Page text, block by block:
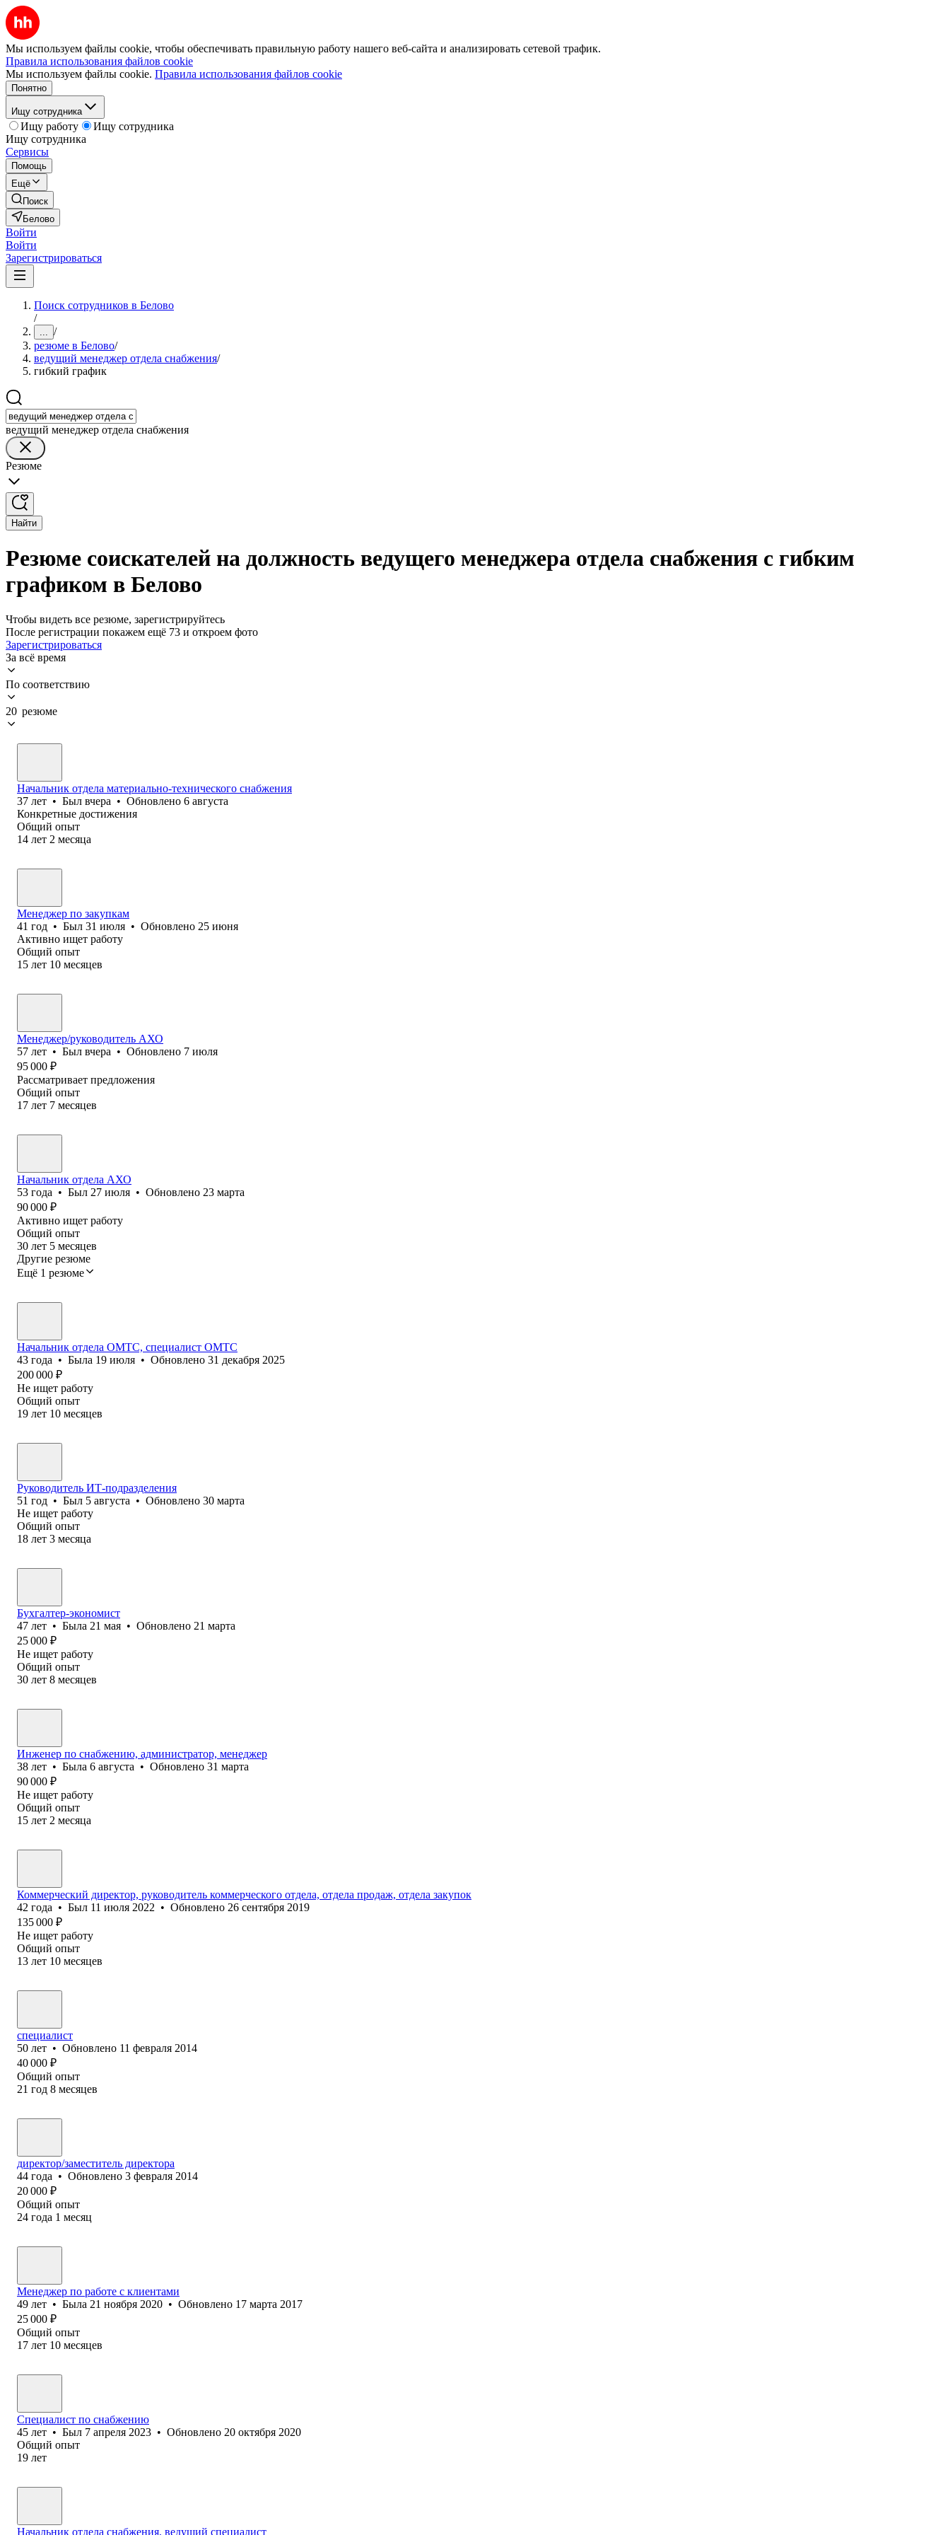
Мы используем файлы cookie, чтобы обеспечивать правильную работу нашего веб-сайта и анализировать сетевой трафик.
Правила использования файлов cookie
Мы используем файлы cookie. Правила использования файлов cookie
Понятно
Ищу сотрудника
Ищу работу
Ищу сотрудника
Ищу сотрудника
Сервисы
Помощь
Ещё
Поиск
Белово
Войти
Войти
Зарегистрироваться
Поиск сотрудников в Белово
/
... /
резюме в Белово/
ведущий менеджер отдела снабжения/
гибкий график
ведущий менеджер отдела снабжения
Резюме
Найти
Резюме соискателей на должность ведущего менеджера отдела снабжения с гибким
графиком в Белово
Чтобы видеть все резюме, зарегистрируйтесь
После регистрации покажем ещё 73 и откроем фото
Зарегистрироваться
За всё время
По соответствию
20 резюме
Начальник отдела материально-технического снабжения
37 лет • Был вчера • Обновлено 6 августа
Конкретные достижения
Общий опыт
14 лет 2 месяца
Менеджер по закупкам
41 год • Был 31 июля • Обновлено 25 июня
Активно ищет работу
Общий опыт
15 лет 10 месяцев
Менеджер/руководитель АХО
57 лет • Был вчера • Обновлено 7 июля
95 000 ₽
Рассматривает предложения
Общий опыт
17 лет 7 месяцев
Начальник отдела АХО
53 года • Был 27 июля • Обновлено 23 марта
90 000 ₽
Активно ищет работу
Общий опыт
30 лет 5 месяцев
Другие резюме
Ещё 1 резюме
Начальник отдела ОМТС, специалист ОМТС
43 года • Была 19 июля • Обновлено 31 декабря 2025
200 000 ₽
Не ищет работу
Общий опыт
19 лет 10 месяцев
Руководитель ИТ-подразделения
51 год • Был 5 августа • Обновлено 30 марта
Не ищет работу
Общий опыт
18 лет 3 месяца
Бухгалтер-экономист
47 лет • Была 21 мая • Обновлено 21 марта
25 000 ₽
Не ищет работу
Общий опыт
30 лет 8 месяцев
Инженер по снабжению, администратор, менеджер
38 лет • Была 6 августа • Обновлено 31 марта
90 000 ₽
Не ищет работу
Общий опыт
15 лет 2 месяца
Коммерческий директор, руководитель коммерческого отдела, отдела продаж, отдела закупок
42 года • Был 11 июля 2022 • Обновлено 26 сентября 2019
135 000 ₽
Не ищет работу
Общий опыт
13 лет 10 месяцев
специалист
50 лет • Обновлено 11 февраля 2014
40 000 ₽
Общий опыт
21 год 8 месяцев
директор/заместитель директора
44 года • Обновлено 3 февраля 2014
20 000 ₽
Общий опыт
24 года 1 месяц
Менеджер по работе с клиентами
49 лет • Была 21 ноября 2020 • Обновлено 17 марта 2017
25 000 ₽
Общий опыт
17 лет 10 месяцев
Специалист по снабжению
45 лет • Был 7 апреля 2023 • Обновлено 20 октября 2020
Общий опыт
19 лет
Начальник отдела снабжения, ведущий специалист